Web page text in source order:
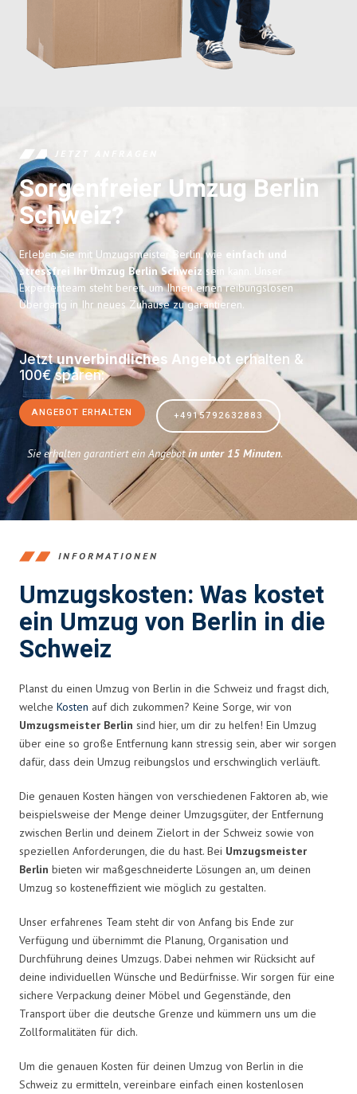
JETZT ANFRAGEN
Sorgenfreier Umzug Berlin
Schweiz?
Erleben Sie mit Umzugsmeister Berlin, wie einfach und
stressfrei Ihr Umzug Berlin Schweizsein kann. Unser
Expertenteam steht bereit, um Ihnen einen reibungslosen
Übergang in Ihr neues Zuhause zu garantieren.
Jetztunverbindliches Angebot erhalten &
100€ sparen:
ANGEBOT ERHALTEN +4915792632883
Sie erhalten garantiert ein Angebotin unter 15 Minuten.
INFORMATIONEN
Umzugskosten: Was kostet
ein Umzug von Berlin in die
Schweiz
Planst du einen Umzug von Berlin in die Schweiz und fragst dich,
welche Kosten auf dich zukommen? Keine Sorge, wir von
Umzugsmeister Berlin sind hier, um dir zu helfen! Ein Umzug
über eine so große Entfernung kann stressig sein, aber wir sorgen
dafür, dass dein Umzug reibungslos und erschwinglich verläuft.
Die genauen Kosten hängen von verschiedenen Faktoren ab, wie
beispielsweise der Menge deiner Umzugsgüter, der Entfernung
zwischen Berlin und deinem Zielort in der Schweiz sowie von
speziellen Anforderungen, die du hast. Bei Umzugsmeister
Berlin bieten wir maßgeschneiderte Lösungen an, um deinen
Umzug so kosteneffizient wie möglich zu gestalten.
Unser erfahrenes Team steht dir von Anfang bis Ende zur
Verfügung und übernimmt die Planung, Organisation und
Durchführung deines Umzugs. Dabei nehmen wir Rücksicht auf
deine individuellen Wünsche und Bedürfnisse. Wir sorgen für eine
sichere Verpackung deiner Möbel und Gegenstände, den
Transport über die deutsche Grenze und kümmern uns um die
Zollformalitäten für dich.
Um die genauen Kosten für deinen Umzug von Berlin in die
Schweiz zu ermitteln, vereinbare einfach einen kostenlosen